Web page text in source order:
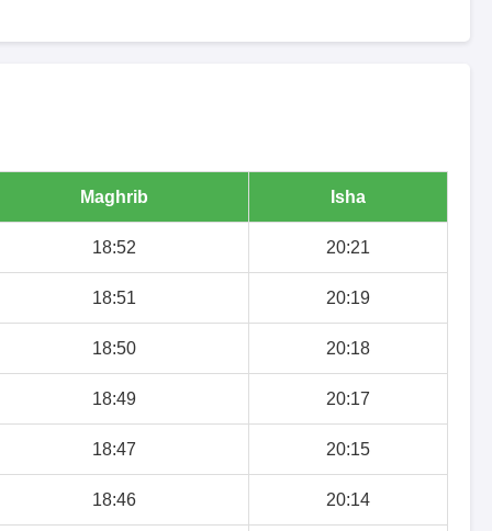
Maghrib Isha
18:52 20:21
18:51 20:19
18:50 20:18
18:49 20:17
18:47 20:15
18:46 20:14